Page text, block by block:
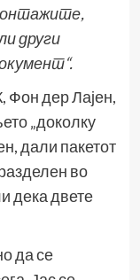
други
Фон дер Лајен,
„доколку
дали пакетот
во
дека двете
да се